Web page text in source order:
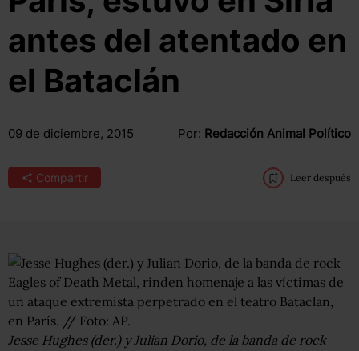
antes del atentado en
el Bataclán
09 de diciembre, 2015 Por: Redacción Animal Político
Compartir Leer después
Jesse Hughes (der.) y Julian Dorio, de la banda de rock